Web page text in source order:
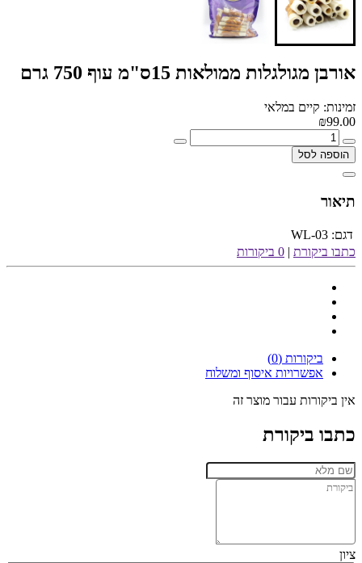
אורבן מגולגלות ממולאות 15ס"מ עוף 750 גרם
זמינות: קיים במלאי
₪99.00
הוספה לסל
תיאור
דגם: WL-03
כתבו ביקורת | 0 ביקורות
ביקורות (0)
אפשרויות איסוף ומשלוח
אין ביקורות עבור מוצר זה
כתבו ביקורת
ציון